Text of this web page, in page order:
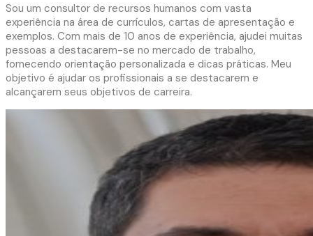
Sou um consultor de recursos humanos com vasta
experiência na área de currículos, cartas de apresentação e
exemplos. Com mais de 10 anos de experiência, ajudei muitas
pessoas a destacarem-se no mercado de trabalho,
fornecendo orientação personalizada e dicas práticas. Meu
objetivo é ajudar os profissionais a se destacarem e
alcançarem seus objetivos de carreira.